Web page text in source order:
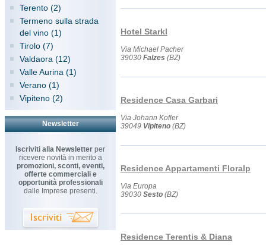
Terento (2)
Termeno sulla strada
del vino (1)
Tirolo (7)
Valdaora (12)
Valle Aurina (1)
Verano (1)
Vipiteno (2)
Newsletter
Iscriviti alla Newsletter per
ricevere novità in merito a
promozioni, sconti, eventi,
offerte commerciali e
opportunità professionali
dalle Imprese presenti.
Hotel Starkl
Via Michael Pacher
39030 Falzes (BZ)
Residence Casa Garbari
Via Johann Kofler
39049 Vipiteno (BZ)
Residence Appartamenti Floralp
Via Europa
39030 Sesto (BZ)
Residence Terentis & Diana